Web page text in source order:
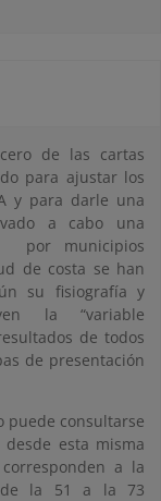
de las cartas
para ajustar los
y para darle una
a cabo una
por municipios
de costa se han
su fisiografía y
la “variable
de todos
de presentación
puede consultarse
esta misma
a la
de la 51 a la 73